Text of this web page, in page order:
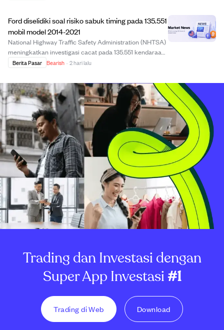
Ford diselidiki soal risiko sabuk timing pada 135.551
mobil model 2014-2021
National Highway Traffic Safety Administration (NHTSA)
meningkatkan investigasi cacat pada 135.551 kendaraan
Ford model 2014-2021 karena risiko keselamatan terkait
menyebabkan tekanan oli mesin turun, menga...
Berita Pasar Bearish · 2 hari lalu
Trading dan Investasi dengan
Super App Investasi#1
Trading di Web Download